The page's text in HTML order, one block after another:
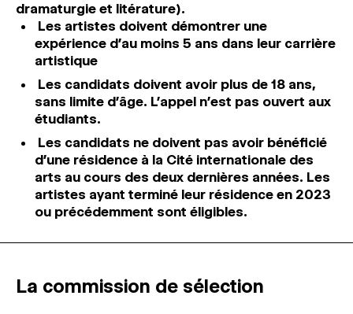
dramaturgie et litérature).
Les artistes doivent démontrer une
expérience d’au moins 5 ans dans leur carrière
artistique
Les candidats doivent avoir plus de 18 ans,
sans limite d’âge. L’appel n’est pas ouvert aux
étudiants.
Les candidats ne doivent pas avoir bénéficié
d’une résidence à la Cité internationale des
arts au cours des deux dernières années. Les
artistes ayant terminé leur résidence en 2023
ou précédemment sont éligibles.
La commission de sélection